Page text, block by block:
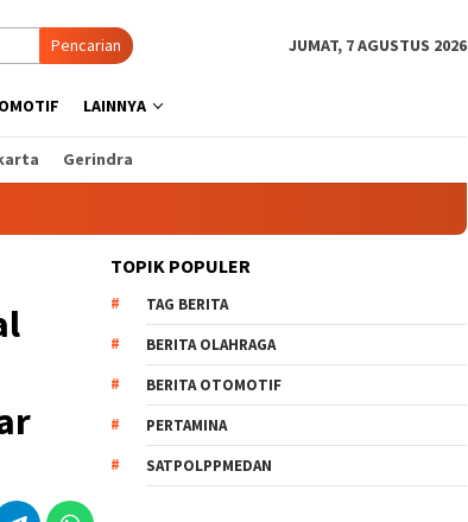
Pencarian JUMAT, 7 AGUSTUS 2026
LAINNYA
Gerindra
TOPIK POPULER
TAG BERITA
BERITA OLAHRAGA
BERITA OTOMOTIF
PERTAMINA
SATPOLPPMEDAN